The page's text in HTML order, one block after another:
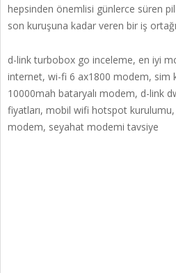
hepsinden önemlisi günlerce süren pil
son kuruşuna kadar veren bir iş
d-link turbobox go inceleme, en iyi
internet, wi-fi 6 ax1800 modem, sim
10000mah bataryalı modem, d-link
fiyatları, mobil wifi hotspot kurulumu,
modem, seyahat modemi tavsiye